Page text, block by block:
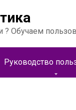
Обучаем
Руководство